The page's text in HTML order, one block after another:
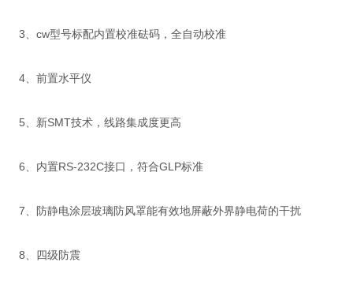
3、cw型号标配内置校准砝码，全自动校准
4、前置水平仪
5、新SMT技术，线路集成度更高
6、内置RS-232C接口，符合GLP标准
7、防静电涂层玻璃防风罩能有效地屏蔽外界静电荷的干扰
8、四级防震